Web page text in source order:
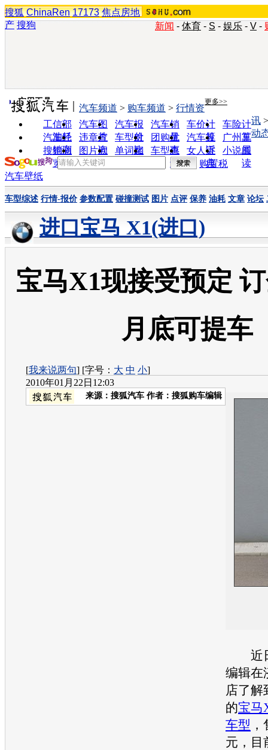
搜狐 ChinaRen 17173 焦点房地
产 搜狗 新闻 - 体育 - S - 娱乐 - V -
实用工具 更多>>
工信部
油耗
汽车图
片
汽车报
价
汽车销
量
车价计
算
车险计
算
汽车经
销商
违章查
询
车型对
比
团购优
惠
汽车投
诉
广州车
展
搜狗浏
览器
图片欣
赏
单词翻
车型查
询
女人宝
典
小说阅
读
汽车频道 > 购车频道 > 行情资
讯
动
购置税
汽车壁纸
车型综述 行情-报价 参数配置 碰撞测试 图片 点评 保养 油耗 文章 论坛
进口宝马 X1(进口)
宝马X1现接受预定
月底可提车
[我来说两句] [字号： 大 中 小]
2010年01月22日12:03
来源： 搜狐汽车 作者：搜狐购车编辑
近
编辑在
店了解
的宝马
车型
元，目